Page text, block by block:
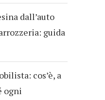
dall’auto
guida
cos’è, a
ogni